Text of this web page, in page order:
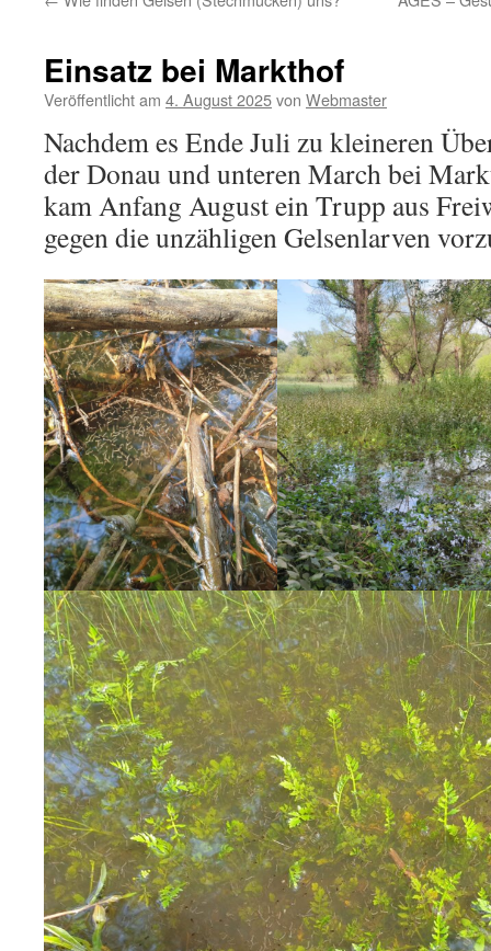
Einsatz bei Markthof
Veröffentlicht am 4. August 2025von Webmaster
Nachdem es Ende Juli zu kleineren
der Donau und unteren March bei
kam Anfang August ein Trupp aus
gegen die unzähligen Gelsenlarven